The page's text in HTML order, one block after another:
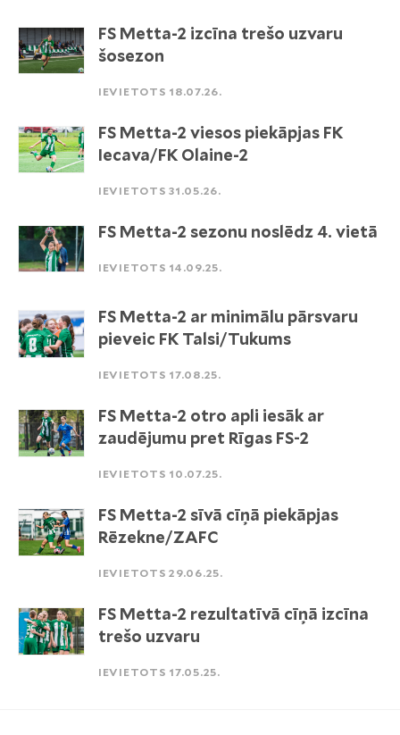
FS Metta-2 izcīna trešo uzvaru
šosezon
IEVIETOTS 18.07.26.
FS Metta-2 viesos piekāpjas FK
Iecava/FK Olaine-2
IEVIETOTS 31.05.26.
FS Metta-2 sezonu noslēdz 4. vietā
IEVIETOTS 14.09.25.
FS Metta-2 ar minimālu pārsvaru
pieveic FK Talsi/Tukums
IEVIETOTS 17.08.25.
FS Metta-2 otro apli iesāk ar
zaudējumu pret Rīgas FS-2
IEVIETOTS 10.07.25.
FS Metta-2 sīvā cīņā piekāpjas
Rēzekne/ZAFC
IEVIETOTS 29.06.25.
FS Metta-2 rezultatīvā cīņā izcīna
trešo uzvaru
IEVIETOTS 17.05.25.